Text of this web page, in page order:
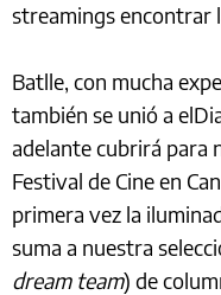
streamings encontrar
Batlle, con mucha
también se unió a
adelante cubrirá para
Festival de Cine en
primera vez la
suma a nuestra
dream team) de